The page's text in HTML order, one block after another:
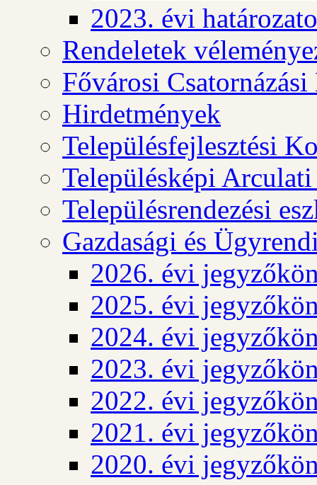
2023. évi
Rendeletek
Fővárosi
Hirdetmények
Településfejlesztési
Településképi
Településrendezési
Gazdasági és
2026. évi
2025. évi
2024. évi
2023. évi
2022. évi
2021. évi
2020. évi